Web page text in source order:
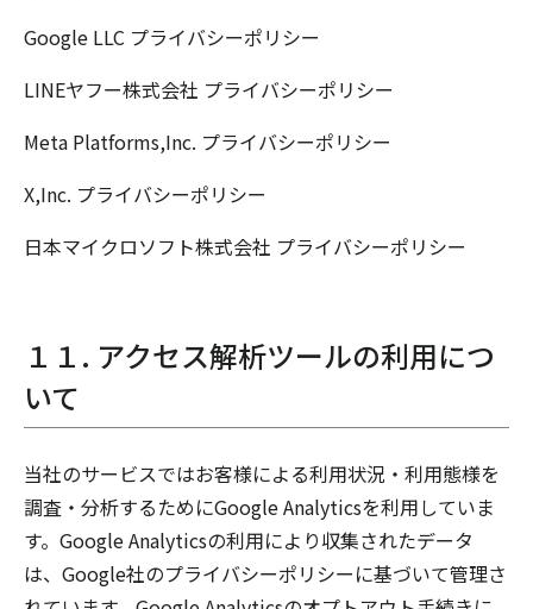
Google LLC プライバシーポリシー
LINEヤフー株式会社 プライバシーポリシー
Meta Platforms,Inc. プライバシーポリシー
X,Inc. プライバシーポリシー
日本マイクロソフト株式会社 プライバシーポリシー
１１. アクセス解析ツールの利用につ
いて
当社のサービスではお客様による利用状況・利用態様を
調査・分析するためにGoogle Analyticsを利用していま
す。Google Analyticsの利用により収集されたデータ
は、Google社のプライバシーポリシーに基づいて管理さ